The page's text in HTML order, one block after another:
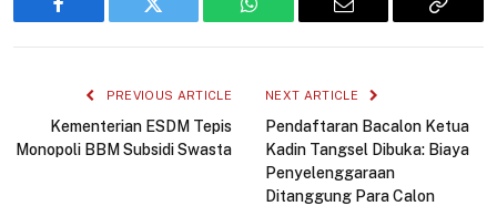
Facebook Twitter WhatsApp Email
Copy
PREVIOUS ARTICLE
Kementerian ESDM Tepis
Monopoli BBM Subsidi Swasta
NEXT ARTICLE
Pendaftaran Bacalon Ketua
Kadin Tangsel Dibuka: Biaya
Penyelenggaraan
Ditanggung Para Calon